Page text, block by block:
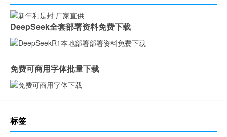
DeepSeek全套部署资料免费下载
免费可商用字体批量下载
标签